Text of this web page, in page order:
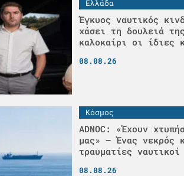
Ελλάδα
Έγκυος ναυτικός
χάσει τη δουλειά
καλοκαίρι οι ίδιες
08.08.26
Κόσμος
ADNOC: «Έχουν
μας» – Ένας νεκρός
τραυματίες ναυτικοί
08.08.26